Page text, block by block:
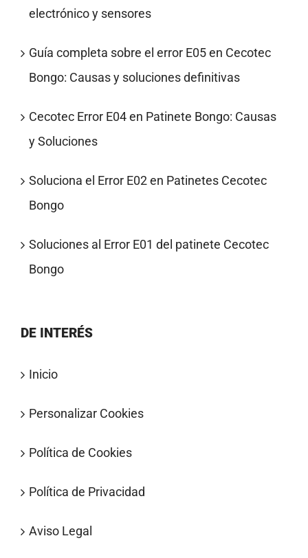
electrónico y sensores
Guía completa sobre el error E05 en Cecotec
Bongo: Causas y soluciones definitivas
Cecotec Error E04 en Patinete Bongo: Causas
y Soluciones
Soluciona el Error E02 en Patinetes Cecotec
Bongo
Soluciones al Error E01 del patinete Cecotec
Bongo
DE INTERÉS
Inicio
Personalizar Cookies
Política de Cookies
Política de Privacidad
Aviso Legal